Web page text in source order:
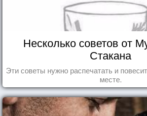
Несколько советов от
Стакана
Эти советы нужно распечатать и
месте.